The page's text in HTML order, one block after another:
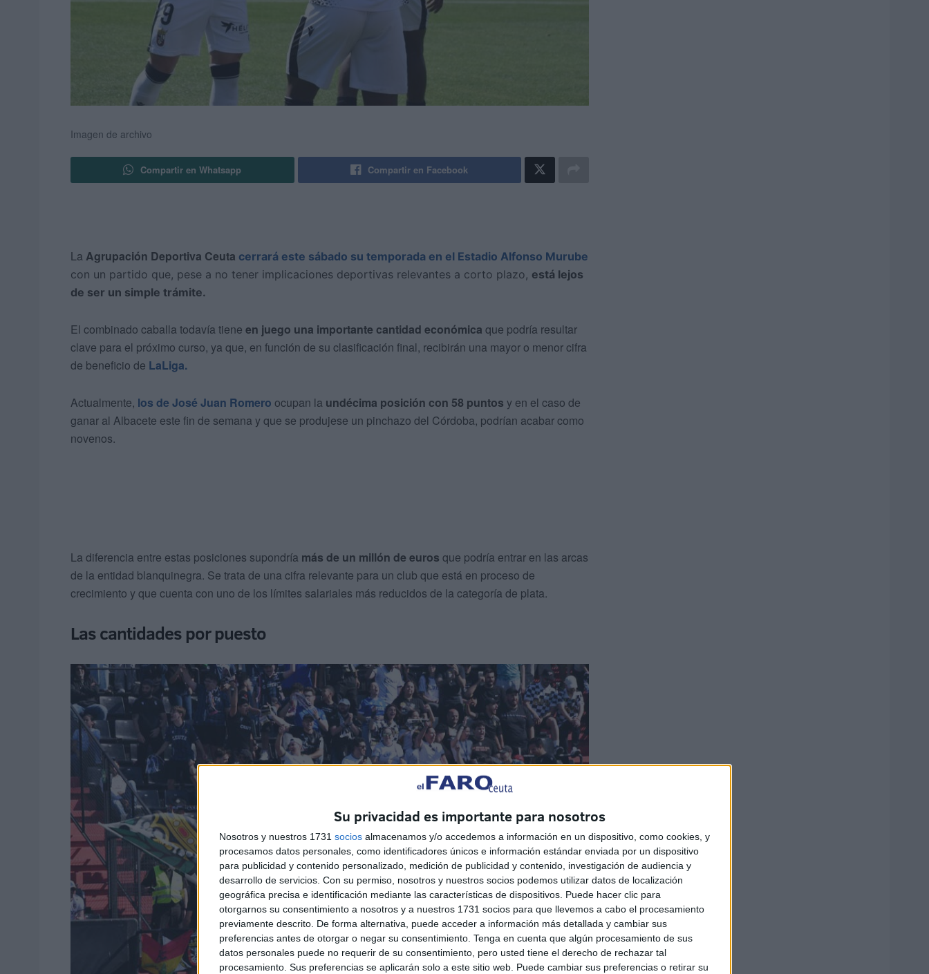
Su privacidad es importante para nosotros
Nosotros y nuestros 1731 socios almacenamos y/o accedemos a información en un dispositivo, como cookies, y
procesamos datos personales, como identificadores únicos e información estándar enviada por un dispositivo
para publicidad y contenido personalizado, medición de publicidad y contenido, investigación de audiencia y
desarrollo de servicios. Con su permiso, nosotros y nuestros socios podemos utilizar datos de localización
geográfica precisa e identificación mediante las características de dispositivos. Puede hacer clic para
otorgarnos su consentimiento a nosotros y a nuestros 1731 socios para que llevemos a cabo el procesamiento
previamente descrito. De forma alternativa, puede acceder a información más detallada y cambiar sus
preferencias antes de otorgar o negar su consentimiento. Tenga en cuenta que algún procesamiento de sus
datos personales puede no requerir de su consentimiento, pero usted tiene el derecho de rechazar tal
procesamiento. Sus preferencias se aplicarán solo a este sitio web. Puede cambiar sus preferencias o retirar su
Imagen de archivo
Compartir en Whatsapp Compartir en Facebook
La Agrupación Deportiva Ceuta cerrará este sábado su temporada en el Estadio Alfonso Murube
con un partido que, pese a no tener implicaciones deportivas relevantes a corto plazo, está lejos
de ser un simple trámite.
El combinado caballa todavía tiene en juego una importante cantidad económica que podría resultar
clave para el próximo curso, ya que, en función de su clasificación final, recibirán una mayor o menor cifra
de beneficio de LaLiga.
Actualmente, los de José Juan Romero ocupan la undécima posición con 58 puntos y en el caso de
ganar al Albacete este fin de semana y que se produjese un pinchazo del Córdoba, podrían acabar como
novenos.
La diferencia entre estas posiciones supondría más de un millón de euros que podría entrar en las arcas
de la entidad blanquinegra. Se trata de una cifra relevante para un club que está en proceso de
crecimiento y que cuenta con uno de los límites salariales más reducidos de la categoría de plata.
Las cantidades por puesto